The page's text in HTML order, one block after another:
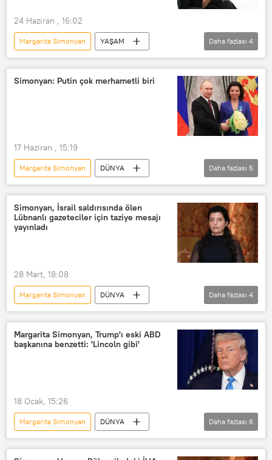
24 Haziran , 16:02
Margarita Simonyan
YAŞAM
Rossiya Segodnya
Sovinformburo
Sputnik
RİA Novosti
Daha fazlası 4
Simonyan: Putin çok merhametli biri
17 Haziran , 15:19
Margarita Simonyan
DÜNYA
Vladimir Putin
Rusya
Russia Today (RT)
Sputnik
Rossiya Segodnya
Daha fazlası 5
Simonyan, İsrail saldırısında ölen
Lübnanlı gazeteciler için taziye mesajı
yayınladı
28 Mart, 18:08
Margarita Simonyan
DÜNYA
Rossiya Segodnya
Russia Today (RT)
Al-Manar
Al Mayadeen
Daha fazlası 4
Margarita Simonyan, Trump'ı eski ABD
başkanına benzetti: 'Lincoln gibi'
18 Ocak, 15:26
Margarita Simonyan
DÜNYA
Haberler
ABD
Donald Trump
Grönland
Daha fazlası 6